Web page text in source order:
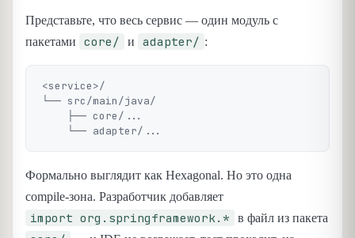
Представьте, что весь сервис — один модуль с
пакетами
core/ и adapter/ :
<service>/
└── src/main/java/
Формально выглядит как Hexagonal. Но это одна
compile-зона. Разработчик добавляет
import org.springframework.* в файл из пакета